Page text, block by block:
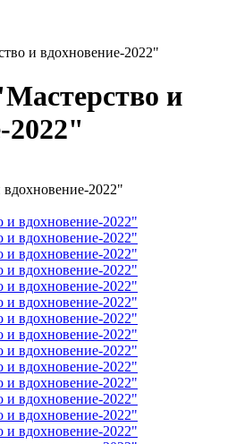
и вдохновение-2022"
и
2022"
2022"